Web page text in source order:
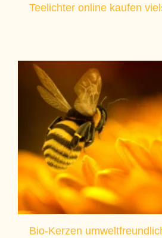
Teelichter online kaufen
Bio-Kerzen